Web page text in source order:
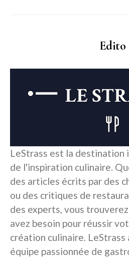
Edito
LeStrass est la destination
de l'inspiration culinaire.
des articles écrits par des
ou des critiques de
des experts, vous
avez besoin pour réussir
création culinaire. LeStrass
équipe passionnée de